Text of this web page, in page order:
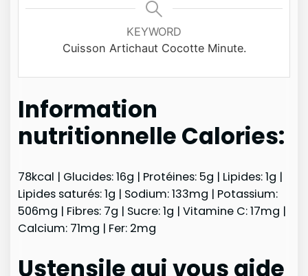
KEYWORD
Cuisson Artichaut Cocotte Minute.
Information
nutritionnelle Calories:
78kcal | Glucides: 16g | Protéines: 5g | Lipides: 1g |
Lipides saturés: 1g | Sodium: 133mg | Potassium:
506mg | Fibres: 7g | Sucre: 1g | Vitamine C: 17mg |
Calcium: 71mg | Fer: 2mg
Ustensile qui vous aide